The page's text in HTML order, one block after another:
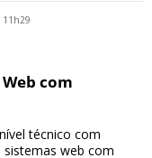
com
técnico com
web com